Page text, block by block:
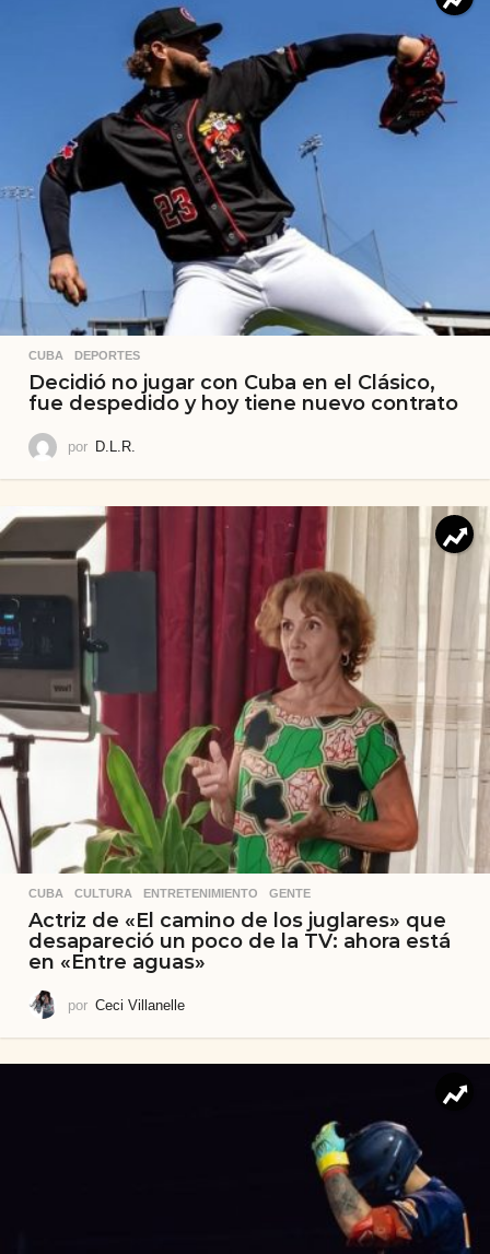
CUBA ,DEPORTES
Decidió no jugar con Cuba en el Clásico,
fue despedido y hoy tiene nuevo contrato
por D.L.R.
CUBA ,CULTURA ,ENTRETENIMIENTO ,GENTE
Actriz de «El camino de los juglares» que
desapareció un poco de la TV: ahora está
en «Entre aguas»
por Ceci Villanelle